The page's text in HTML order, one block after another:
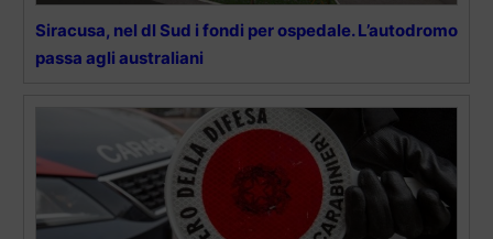
Siracusa, nel dl Sud i fondi per ospedale. L’autodromo
passa agli australiani